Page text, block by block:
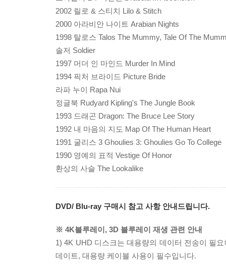
2002 릴로 & 스티치 Lilo & Stitch
2000 아라비안 나이트 Arabian Nights
1998 탈로스 Talos The Mummy, Tale Of The
솔저 Soldier
1997 머더 인 마인드 Murder In Mind
1994 픽처 브라이드 Picture Bride
라파 누이 Rapa Nui
정글북 Rudyard Kipling's The Jungle Book
1993 드래곤 Dragon: The Bruce Lee Story
1992 내 마음의 지도 Map Of The Human Heart
1991 굴리스 3 Ghoulies 3: Ghoulies Go To College
1990 영예의 표적 Vestige Of Honor
환상의 사슬 The Lookalike
DVD/ Blu-ray 구매시 참고 사항 안내드립니다.
※ 4K블루레이, 3D 블루레이 재생 관련 안내
1) 4K UHD 디스크는 대용량의 데이터 전송이 필
데이트, 대용량 케이블 사용이 필수입니다.